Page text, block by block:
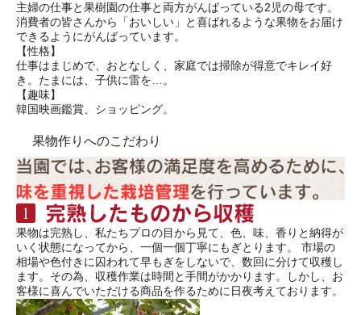
主婦の仕事と果樹園の仕事と両方がんばっている2児の母です。
消費者の皆さんから「おいしい」と喜ばれるような果物をお届け
できるようにがんばっています。
【性格】
仕事はまじめで、おとなしく、家庭では掃除が得意でキレイ好
き。たまには、子供に雷を…。
【趣味】
韓国映画鑑賞、ショッピング。
果物作りへのこだわり
果物は完熟し、私たちプロの目から見て、色、味、香りと納得が
いく状態になってから、一個一個丁寧にもぎとります。 市場の
相場や色付きに囚われて早もぎをしないで、数回に分けて収穫し
ます。その為、収穫作業は時間と手間がかかります。しかし、お
客様に喜んでいただける商品を作るために日夜考えております。